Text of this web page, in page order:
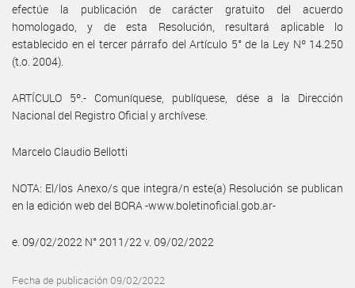
efectúe la publicación de carácter gratuito del acuerdo
homologado, y de esta Resolución, resultará aplicable lo
establecido en el tercer párrafo del Artículo 5° de la Ley Nº 14.250
(t.o. 2004).
ARTÍCULO 5º.- Comuníquese, publíquese, dése a la Dirección
Nacional del Registro Oficial y archívese.
Marcelo Claudio Bellotti
NOTA: El/los Anexo/s que integra/n este(a) Resolución se publican
en la edición web del BORA -www.boletinoficial.gob.ar-
e. 09/02/2022 N° 2011/22 v. 09/02/2022
Fecha de publicación 09/02/2022